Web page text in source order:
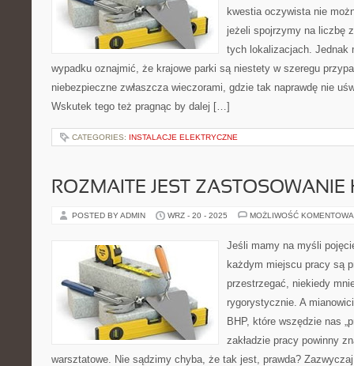
kwestia oczywista nie
jeżeli spojrzymy na liczbę
tych lokalizacjach. Jednak
wypadku oznajmić, że krajowe parki są niestety w szeregu
niebezpieczne zwłaszcza wieczorami, gdzie tak naprawdę nie
Wskutek tego też pragnąc by dalej […]
CATEGORIES: INSTALACJE ELEKTRYCZNE
ROZMAITE JEST ZASTOSOWANIE
POSTED BY ADMIN WRZ - 20 - 2025 MOŻLIWOŚĆ
Jeśli mamy na myśli
każdym miejscu pracy są
przestrzegać, niekiedy
rygorystycznie. A
BHP, które wszędzie nas
zakładzie pracy powinny
warsztatowe. Nie sądzimy chyba, że tak jest, prawda?